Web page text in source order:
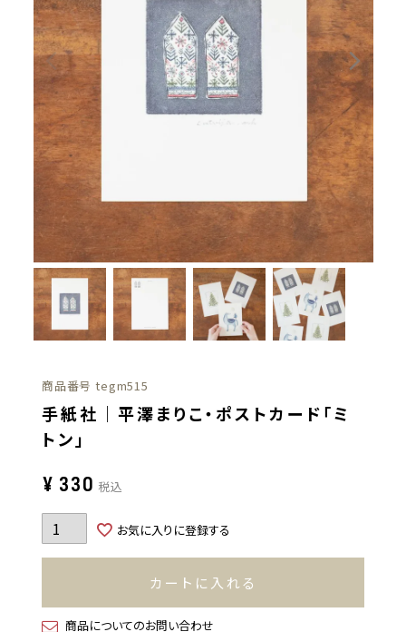
商品番号 tegm515
手紙社｜平澤まりこ・ポストカード「ミ
トン」
¥ 330 税込
お気に入りに登録する
カートに入れる
商品についてのお問い合わせ